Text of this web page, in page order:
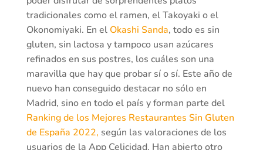
tradicionales como el ramen, el Takoyaki o el
Okonomiyaki. En el Okashi Sanda, todo es sin
gluten, sin lactosa y tampoco usan azúcares
refinados en sus postres, los cuáles son una
maravilla que hay que probar sí o sí. Este año de
nuevo han conseguido destacar no sólo en
Madrid, sino en todo el país y forman parte del
Ranking de los Mejores Restaurantes Sin Gluten
de España 2022, según las valoraciones de los
usuarios de la App Celicidad. Han abierto otro